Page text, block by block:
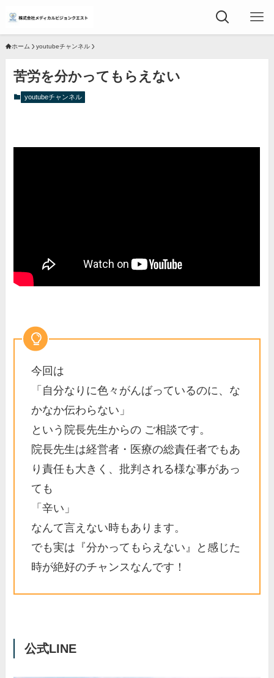
ホーム youtubeチャンネル
苦労を分かってもらえない
youtubeチャンネル
今回は
「自分なりに色々がんばっているのに、な
かなか伝わらない」
という院長先生からの ご相談です。
院長先生は経営者・医療の総責任者でもあ
り責任も大きく、批判される様な事があっ
ても
「辛い」
なんて言えない時もあります。
でも実は『分かってもらえない』と感じた
時が絶好のチャンスなんです！
公式LINE